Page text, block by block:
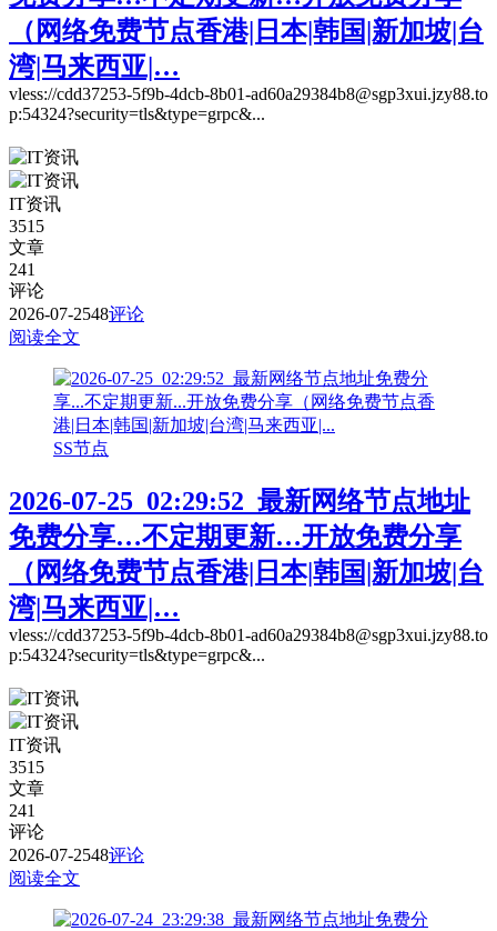
（网络免费节点香港|日本|韩国|新加坡|台
湾|马来西亚|…
vless://cdd37253-5f9b-4dcb-8b01-ad60a29384b8@sgp3xui.jzy88.to
p:54324?security=tls&type=grpc&...
IT资讯
3515
文章
241
评论
2026-07-2548评论
阅读全文
SS节点
2026-07-25_02:29:52_最新网络节点地址
免费分享…不定期更新…开放免费分享
（网络免费节点香港|日本|韩国|新加坡|台
湾|马来西亚|…
vless://cdd37253-5f9b-4dcb-8b01-ad60a29384b8@sgp3xui.jzy88.to
p:54324?security=tls&type=grpc&...
IT资讯
3515
文章
241
评论
2026-07-2548评论
阅读全文